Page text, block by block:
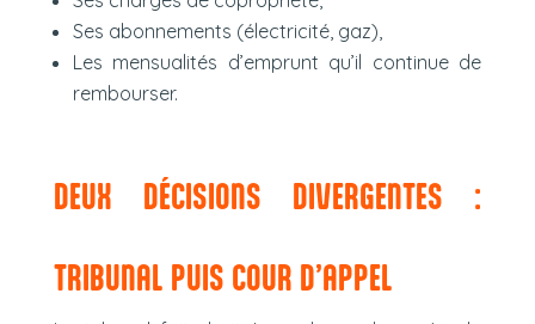
Ses abonnements (électricité, gaz),
Les mensualités d’emprunt qu’il continue de
rembourser.
DEUX DÉCISIONS DIVERGENTES :
TRIBUNAL PUIS COUR D’APPEL